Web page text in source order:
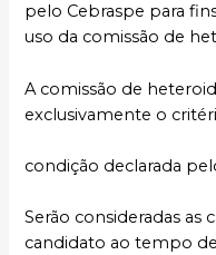
pelo Cebraspe para
uso da comissão de
A comissão de
exclusivamente o
condição declarada
Serão consideradas as
candidato ao tempo